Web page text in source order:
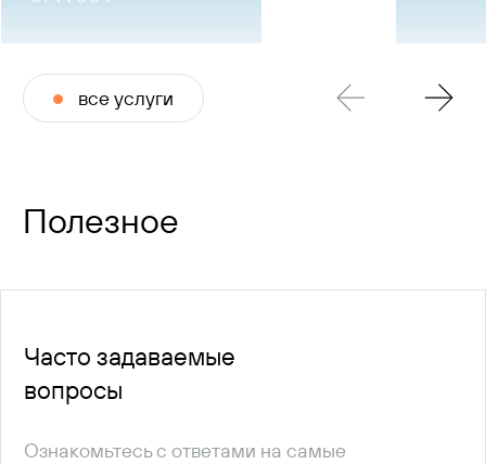
все услуги
Полезное
Часто задаваемые
вопросы
Ознакомьтесь с ответами на самые